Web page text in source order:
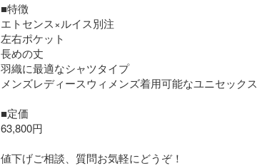
■特徴
エトセンス×ルイス別注
左右ポケット
長めの丈
羽織に最適なシャツタイプ
メンズレディースウィメンズ着用可能なユニセックス
■定価
63,800円
値下げご相談、質問お気軽にどうぞ！